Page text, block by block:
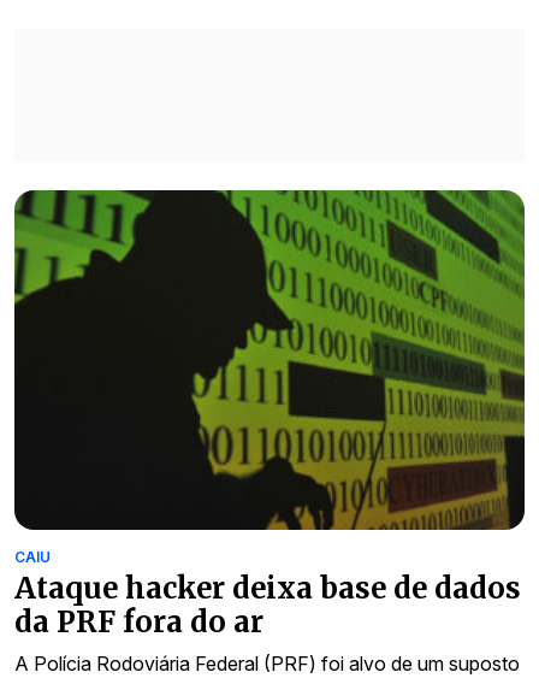
CAIU
Ataque hacker deixa base de dados
da PRF fora do ar
A Polícia Rodoviária Federal (PRF) foi alvo de um suposto